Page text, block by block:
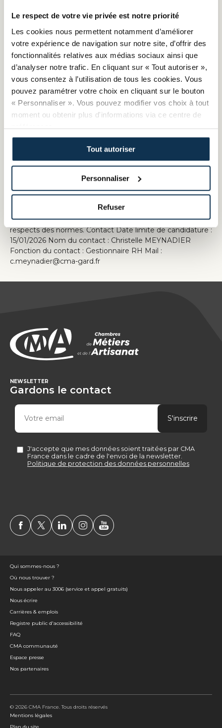
Le respect de votre vie privée est notre priorité
Les cookies nous permettent notamment d’améliorer
votre expérience de navigation sur notre site, d’offrir des
fonctionnalités relatives aux médias sociaux ainsi que
d’analyser notre trafic. En cliquant sur « Tout autoriser »,
vous consentez à l’utilisation de tous les cookies. Vous
pouvez paramétrer votre choix en cliquant sur le bouton
« Personnaliser ». Vous pouvez modifier vos choix à tout
moment ou obtenir plus d'informations via ce centre de
préférences.
Tout autoriser
Personnaliser
Refuser
l’intendant et de la direction (établissement des devis,
récupération des commandes dans tous les magasins ou
organismes) - Entretien des véhicules Offre d’emploi
CHAMBRE DE MÉTIERS ET DE L’ARTISANAT DE
RÉGION OCCITANIE / PYRÉNÉES-MÉDITERRANÉE
SIÈGE SOCIAL : 59 ter chemin Verdale 31240 Saint-Jean •
+33 5 62 22 94 22 • crma@crma-occitanie.fr •
www.artisanat-occitanie.fr • SIRET 130 027 931 00018 SITE
DE CASTELNAU-LE-LEZ : 65 avenue Clément Ader - CS
60006 34173 Castelnau-le-Lez • +33 4 67 02 68 40 •
contact@crma-occitanie.fr • SIRET 130 027 931 00026
EMPLOI agent de service CDD Profil recherché
Formation - Diplôme : Niveau CAP dans le bâtiment,
Expérience confirmée Habilitations électriques souhaitées
Savoir faire: Entretien et réparations, Gestion des déchets,
Connaissances de base en informatique (outlook, excel,
word) Rendre des comptes à ses supérieurs hiérarchiques
Savoir-Être : Autonomie, rigueur, adaptabilité, organisation,
ponctualité, esprit d’équipe, anticipation des besoins,
respects des normes. Contact Date limite de candidature :
15/01/2026 Nom du contact : Christelle MEYNADIER
Fonction du contact : Gestionnaire RH Mail :
c.meynadier@cma-gard.fr
NEWSLETTER
Gardons le contact
Qui sommes-nous ?
Où nous trouver ?
Nous appeler au 3006 (service et appel gratuits)
Nous écrire
Carrières & emplois
Registre public d'accessibilité
FAQ
CMA communauté
Espace presse
Nos partenaires
© 2026 CMA France. Tous droits réservés
Mentions légales